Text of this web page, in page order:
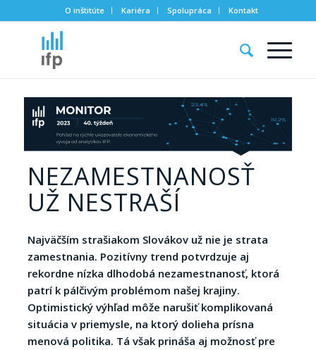
O inštitúte Kariéra Spolupráca Kontakt
NEZAMESTNANOSŤ
UŽ NESTRAŠÍ
Najväčším strašiakom Slovákov už nie je strata
zamestnania. Pozitívny trend potvrdzuje aj
rekordne nízka dlhodobá nezamestnanosť, ktorá
patrí k pálčivým problémom našej krajiny.
Optimistický výhľad môže narušiť komplikovaná
situácia v priemysle, na ktorý dolieha prísna
menová politika. Tá však prináša aj možnosť pre